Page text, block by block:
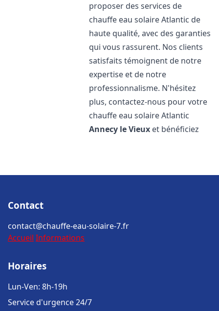
proposer des services de
chauffe eau solaire Atlantic de
haute qualité, avec des garanties
qui vous rassurent. Nos clients
satisfaits témoignent de notre
expertise et de notre
professionnalisme. N'hésitez
plus, contactez-nous pour votre
chauffe eau solaire Atlantic
Annecy le Vieux et bénéficiez
Contact
contact@chauffe-eau-solaire-7.fr
Accueil Informations
Horaires
Lun-Ven: 8h-19h
Service d'urgence 24/7